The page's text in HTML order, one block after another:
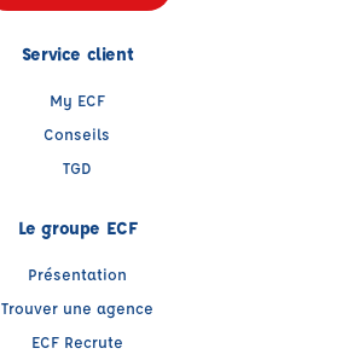
Service client
My ECF
Conseils
TGD
Le groupe ECF
Présentation
Trouver une agence
ECF Recrute